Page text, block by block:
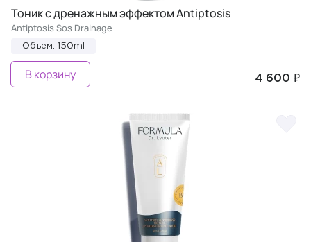
Тоник с дренажным эффектом Antiptosis
Antiptosis Sos Drainage
Объем: 150ml
4 600 ₽
В корзину